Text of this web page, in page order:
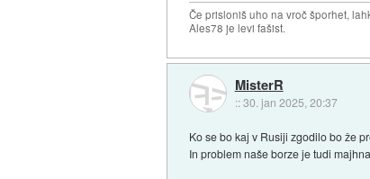
Če prisloniš uho na vroč šporhet,
Ales78 je levi fašist.
MisterR
::30. jan 2025, 20:37
Ko se bo kaj v Rusiji zgodilo bo že
In problem naše borze je tudi